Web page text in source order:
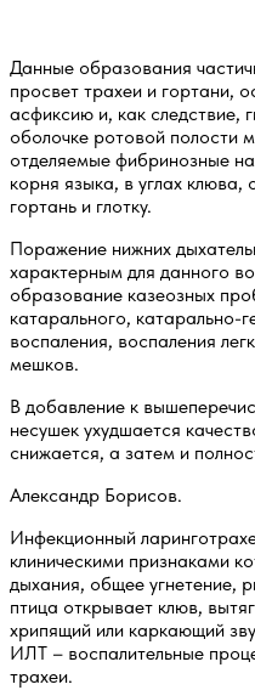
Данные образования
просвет трахеи и гортани,
асфиксию и, как следствие,
оболочке ротовой полости
отделяемые фибринозные
корня языка, в углах
гортань и глотку.
Поражение нижних
характерным для данного
образование казеозных
катарального, катарально-
воспаления, воспаления
мешков.
В добавление к
несушек ухудшается
снижается, а затем и
Александр Борисов.
Инфекционный
клиническими признаками
дыхания, общее угнетение,
птица открывает клюв,
хрипящий или каркающий
ИЛТ – воспалительные
трахеи.